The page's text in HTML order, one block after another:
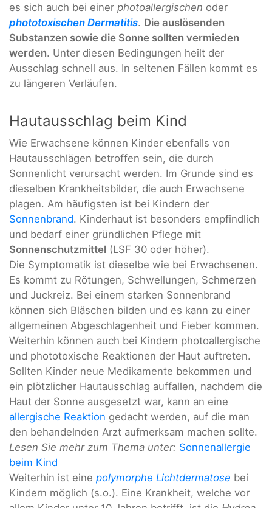
es sich auch bei einer photoallergischen oder
phototoxischen Dermatitis. Die auslösenden
Substanzen sowie die Sonne sollten vermieden
werden. Unter diesen Bedingungen heilt der
Ausschlag schnell aus. In seltenen Fällen kommt es
zu längeren Verläufen.
Hautausschlag beim Kind
Wie Erwachsene können Kinder ebenfalls von
Hautausschlägen betroffen sein, die durch
Sonnenlicht verursacht werden. Im Grunde sind es
dieselben Krankheitsbilder, die auch Erwachsene
plagen. Am häufigsten ist bei Kindern der
Sonnenbrand. Kinderhaut ist besonders empfindlich
und bedarf einer gründlichen Pflege mit
Sonnenschutzmittel (LSF 30 oder höher).
Die Symptomatik ist dieselbe wie bei Erwachsenen.
Es kommt zu Rötungen, Schwellungen, Schmerzen
und Juckreiz. Bei einem starken Sonnenbrand
können sich Bläschen bilden und es kann zu einer
allgemeinen Abgeschlagenheit und Fieber kommen.
Weiterhin können auch bei Kindern photoallergische
und phototoxische Reaktionen der Haut auftreten.
Sollten Kinder neue Medikamente bekommen und
ein plötzlicher Hautausschlag auffallen, nachdem die
Haut der Sonne ausgesetzt war, kann an eine
allergische Reaktion gedacht werden, auf die man
den behandelnden Arzt aufmerksam machen sollte.
Lesen Sie mehr zum Thema unter: Sonnenallergie
beim Kind
Weiterhin ist eine polymorphe Lichtdermatose bei
Kindern möglich (s.o.). Eine Krankheit, welche vor